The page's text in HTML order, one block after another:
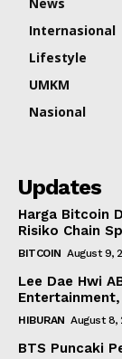
Internasional
Lifestyle
UMKM
Nasional
Updates
Harga Bitcoin
Risiko Chain
BITCOIN August 9,
Lee Dae Hwi
Entertainment,
HIBURAN August 8,
BTS Puncaki